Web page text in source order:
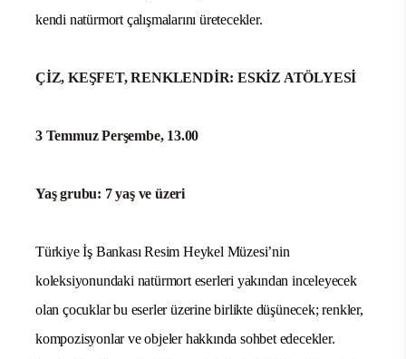
kendi natürmort çalışmalarını üretecekler.
ÇİZ, KEŞFET, RENKLENDİR: ESKİZ ATÖLYESİ
3 Temmuz Perşembe, 13.00
Yaş grubu: 7 yaş ve üzeri
Türkiye İş Bankası Resim Heykel Müzesi’nin
koleksiyonundaki natürmort eserleri yakından inceleyecek
olan çocuklar bu eserler üzerine birlikte düşünecek; renkler,
kompozisyonlar ve objeler hakkında sohbet edecekler.